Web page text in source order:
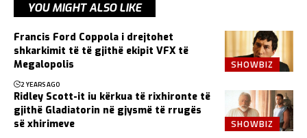
YOU MIGHT ALSO LIKE
SHOWBIZ
Francis Ford Coppola i drejtohet
shkarkimit të të gjithë ekipit VFX të
Megalopolis
2 YEARS AGO
SHOWBIZ
Ridley Scott-it iu kërkua të rixhironte të
gjithë Gladiatorin në gjysmë të rrugës
së xhirimeve